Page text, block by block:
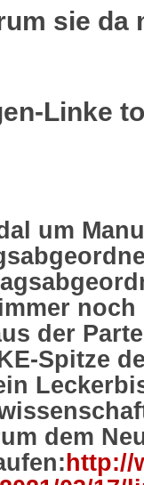
sie da
Linke
um
noch
der
Spitze
dem
http://